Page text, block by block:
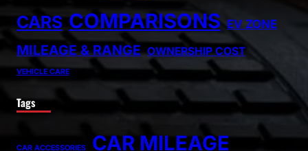
CARS COMPARISONS EV ZONE
MILEAGE & RANGE OWNERSHIP COST
VEHICLE CARE
Tags
CAR ACCESSORIES CAR MILEAGE